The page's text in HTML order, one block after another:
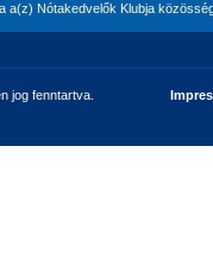
a(z) Nótakedvelők Klubja
jog fenntartva.